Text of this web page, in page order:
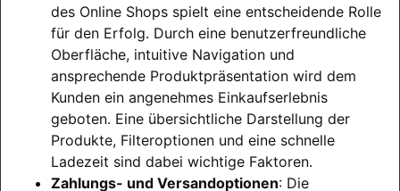
des Online Shops spielt eine entscheidende Rolle
für den Erfolg. Durch eine benutzerfreundliche
Oberfläche, intuitive Navigation und
ansprechende Produktpräsentation wird dem
Kunden ein angenehmes Einkaufserlebnis
geboten. Eine übersichtliche Darstellung der
Produkte, Filteroptionen und eine schnelle
Ladezeit sind dabei wichtige Faktoren.
Zahlungs- und Versandoptionen: Die